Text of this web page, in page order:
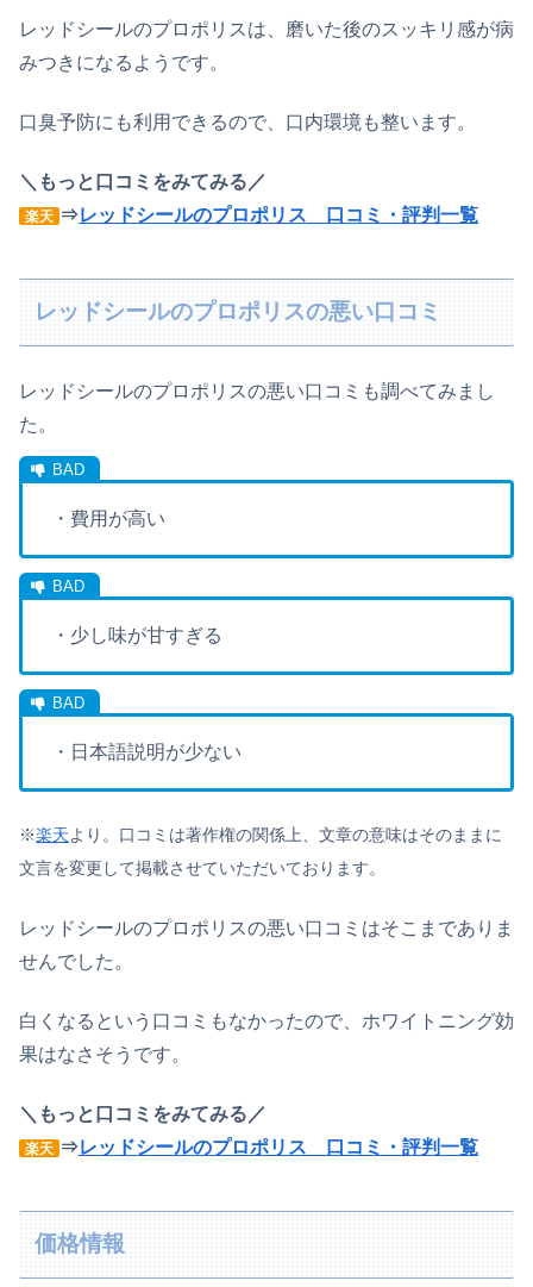
レッドシールのプロポリスは、磨いた後のスッキリ感が病
みつきになるようです。
口臭予防にも利用できるので、口内環境も整います。
＼もっと口コミをみてみる／
楽天 ⇒レッドシールのプロポリス 口コミ・評判一覧
レッドシールのプロポリスの悪い口コミ
レッドシールのプロポリスの悪い口コミも調べてみまし
た。
・費用が高い
・少し味が甘すぎる
・日本語説明が少ない
※楽天より。口コミは著作権の関係上、文章の意味はそのままに
文言を変更して掲載させていただいております。
レッドシールのプロポリスの悪い口コミはそこまでありま
せんでした。
白くなるという口コミもなかったので、ホワイトニング効
果はなさそうです。
＼もっと口コミをみてみる／
楽天 ⇒レッドシールのプロポリス 口コミ・評判一覧
価格情報